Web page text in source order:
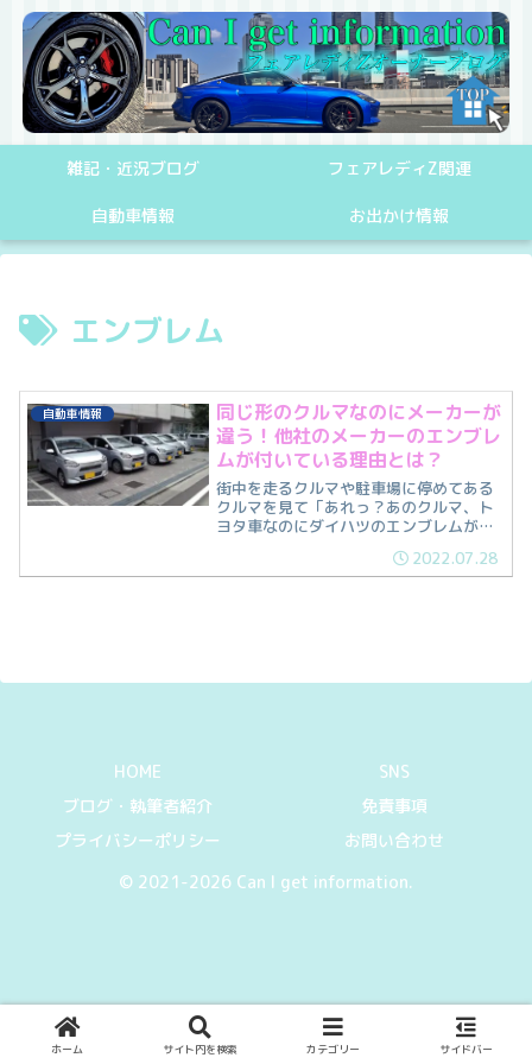
雑記・近況ブログ フェアレディZ関連
自動車情報 お出かけ情報
エンブレム
自動車情報
同じ形のクルマなのにメーカーが
違う！他社のメーカーのエンブレ
ムが付いている理由とは？
街中を走るクルマや駐車場に停めてある
クルマを見て「あれっ？あのクルマ、ト
ヨタ車なのにダイハツのエンブレムが付
ある」という経験はありませんか？
2022.07.28
HOME
SNS
ブログ・執筆者紹介
免責事項
プライバシーポリシー
お問い合わせ
© 2021-2026 Can I get information.
ホーム サイト内を検索 カテゴリー サイドバー